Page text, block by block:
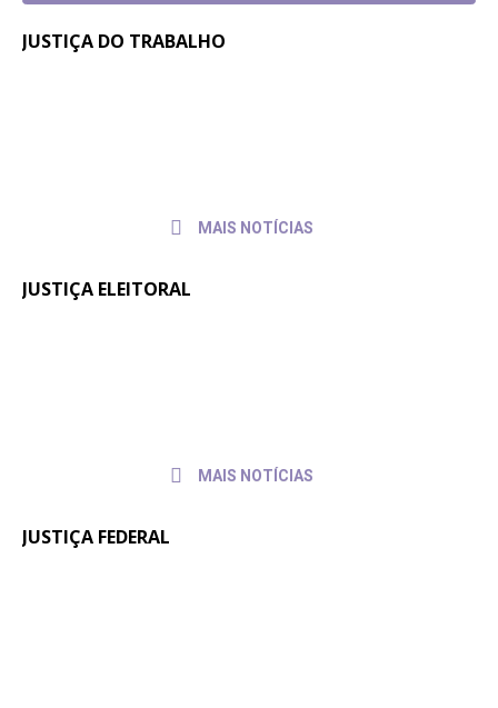
JUSTIÇA DO TRABALHO
MAIS NOTÍCIAS
JUSTIÇA ELEITORAL
MAIS NOTÍCIAS
JUSTIÇA FEDERAL